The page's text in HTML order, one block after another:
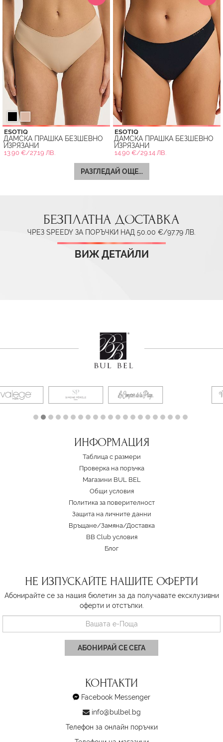
ESOTIQ
ДАМСКА ПРАШКА БЕЗШЕВНО
ИЗРЯЗАНИ
13.90 €/27.19 ЛВ.
ESOTIQ
ДАМСКА ПРАШКА БЕЗШЕВНО
ИЗРЯЗАНИ
14.90 €/29.14 ЛВ.
РАЗГЛЕДАЙ ОЩЕ...
БЕЗПЛАТНА ДОСТАВКА
ЧРЕЗ SPEEDY ЗА ПОРЪЧКИ НАД 50.00 €/97.79 ЛВ.
ВИЖ ДЕТАЙЛИ
ИНФОРМАЦИЯ
Таблица с размери
Проверка на поръчка
Магазини BUL BEL
Oбщи условия
Политика за поверителност
Защита на личните данни
Връщане/Замяна/Доставка
BB Club условия
Блог
НЕ ИЗПУСКАЙТЕ НАШИТЕ ОФЕРТИ
Абонирайте се за нашия бюлетин за да получавате ексклузивни
оферти и отстъпки.
АБОНИРАЙ СЕ СЕГА
КОНТАКТИ
Facebook Messenger
info@bulbel.bg
Телефон за онлайн поръчки